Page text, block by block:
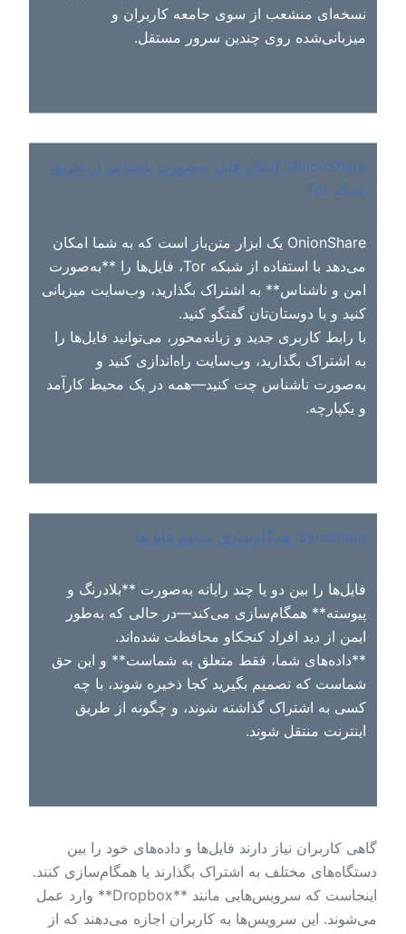
نسخه‌ای منشعب از سوی جامعه کاربران و
میزبانی‌شده روی چندین سرور مستقل.
OnionShare: انتقال فایل به‌صورت ناشناس از طریق
شبکه Tor
OnionShare یک ابزار متن‌باز است که به شما امکان
می‌دهد با استفاده از شبکه Tor، فایل‌ها را **به‌صورت
امن و ناشناس** به اشتراک بگذارید، وب‌سایت میزبانی
کنید و با دوستان‌تان گفتگو کنید.
با رابط کاربری جدید و زبانه‌محور، می‌توانید فایل‌ها را
به اشتراک بگذارید، وب‌سایت راه‌اندازی کنید و
به‌صورت ناشناس چت کنید—همه در یک محیط کارآمد
و یکپارچه.
Syncthing: همگام‌سازی مداوم فایل‌ها
فایل‌ها را بین دو یا چند رایانه به‌صورت **بلادرنگ و
پیوسته** همگام‌سازی می‌کند—در حالی که به‌طور
ایمن از دید افراد کنجکاو محافظت شده‌اند.
**داده‌های شما، فقط متعلق به شماست** و این حق
شماست که تصمیم بگیرید کجا ذخیره شوند، با چه
کسی به اشتراک گذاشته شوند، و چگونه از طریق
اینترنت منتقل شوند.
گاهی کاربران نیاز دارند فایل‌ها و داده‌های خود را بین
دستگاه‌های مختلف به اشتراک بگذارند یا همگام‌سازی کنند.
اینجاست که سرویس‌هایی مانند **Dropbox** وارد عمل
می‌شوند. این سرویس‌ها به کاربران اجازه می‌دهند که از